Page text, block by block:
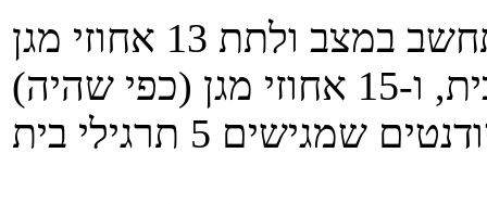
לאור פניית הנציג החלטנו להתחשב במצב ולתת 13 אחוזי מגן
לסטודנטים שיגישו 4 תרגילי בית, ו-15 אחוזי מגן (כפי שהיה)